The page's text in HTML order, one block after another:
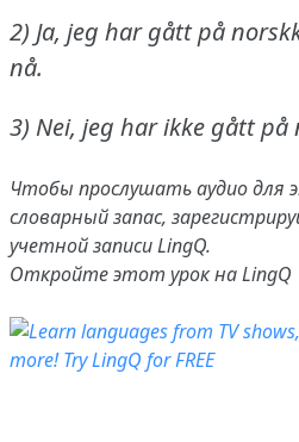
2) Ja, jeg har gått på
nå.
3) Nei, jeg har ikke gått på
Чтобы прослушать аудио для
словарный запас,
учетной записи LingQ.
Откройте этот урок на LingQ